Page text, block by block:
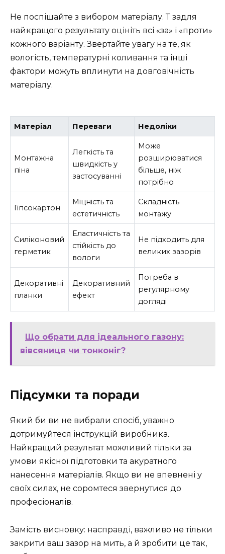
Не поспішайте з вибором матеріалу. Т задля
найкращого результату оцініть всі «за» і «проти»
кожного варіанту. Звертайте увагу на те, як
вологість, температурні коливання та інші
фактори можуть вплинути на довговічність
матеріалу.
Матеріал Переваги Недоліки
Монтажна
піна
Легкість та
швидкість у
застосуванні
Може
розширюватися
більше, ніж
потрібно
Гіпсокартон
Міцність та
естетичність
Складність
монтажу
Силіконовий
герметик
Еластичність та
стійкість до
вологи
Не підходить для
великих зазорів
Декоративні
планки
Декоративний
ефект
Потреба в
регулярному
догляді
Що обрати для ідеального газону:
вівсяниця чи тонконіг?
Підсумки та поради
Який би ви не вибрали спосіб, уважно
дотримуйтеся інструкцій виробника.
Найкращий результат можливий тільки за
умови якісної підготовки та акуратного
нанесення матеріалів. Якщо ви не впевнені у
своїх силах, не соромтеся звернутися до
професіоналів.
Замість висновку: насправді, важливо не тільки
закрити ваш зазор на мить, а й зробити це так,